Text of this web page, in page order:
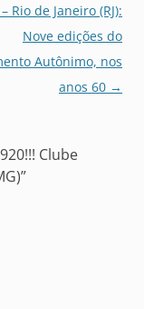
Rio de Janeiro (RJ):
Nove edições do
Autônimo, nos
anos 60 →
Clube
”